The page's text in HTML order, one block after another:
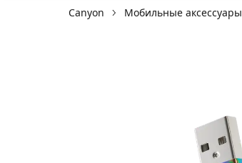
Canyon Мобильные аксессуары